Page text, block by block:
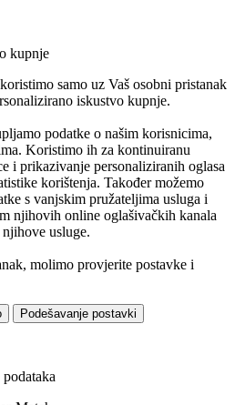
kupnje
samo uz Vaš osobni pristanak
iskustvo kupnje.
podatke o našim korisnicima,
Koristimo ih za kontinuiranu
i prikazivanje personaliziranih oglasa
korištenja. Također možemo
s vanjskim pružateljima usluga i
njihovih online oglašivačkih kanala
usluge.
molimo provjerite postavke i
Podešavanje postavki